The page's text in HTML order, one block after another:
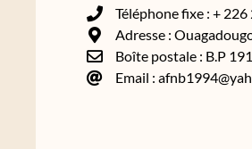
Téléphone fixe : +
Adresse :
Boîte postale : B.P
Email :